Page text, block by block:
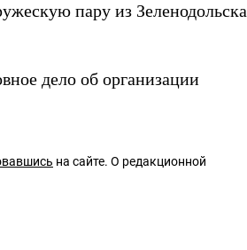
пару из Зеленодольска
дело об организации
на сайте. О редакционной